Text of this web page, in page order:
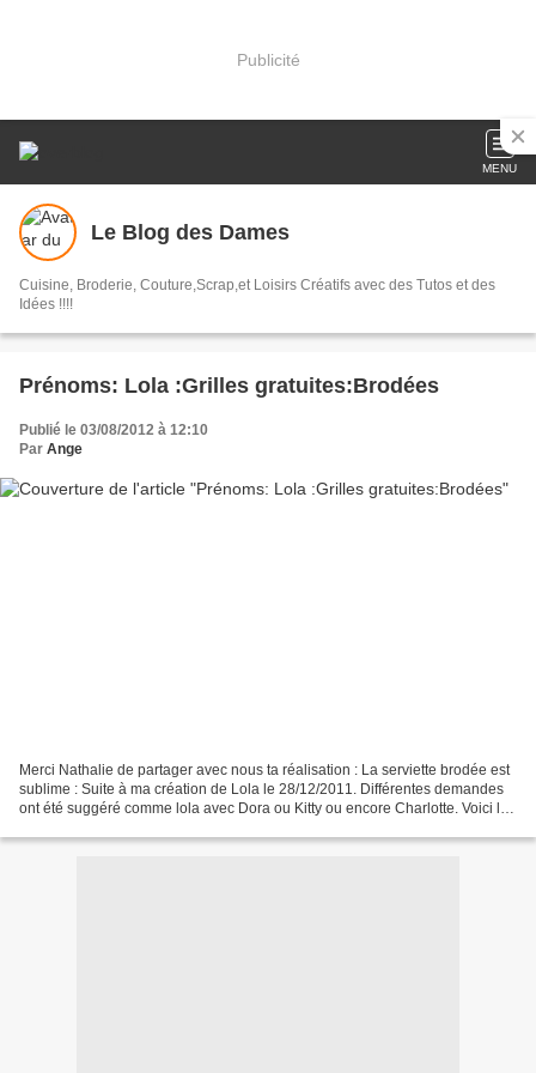
Publicité
MENU
Le Blog des Dames
Cuisine, Broderie, Couture,Scrap,et Loisirs Créatifs avec des Tutos et des
Idées !!!!
Prénoms: Lola :Grilles gratuites:Brodées
Publié le 03/08/2012 à 12:10
Par Ange
Merci Nathalie de partager avec nous ta réalisation : La serviette brodée est
sublime : Suite à ma création de Lola le 28/12/2011. Différentes demandes
ont été suggéré comme lola avec Dora ou Kitty ou encore Charlotte. Voici les